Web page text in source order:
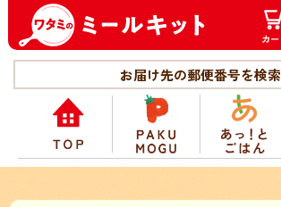
お届け先の郵便番号を検索